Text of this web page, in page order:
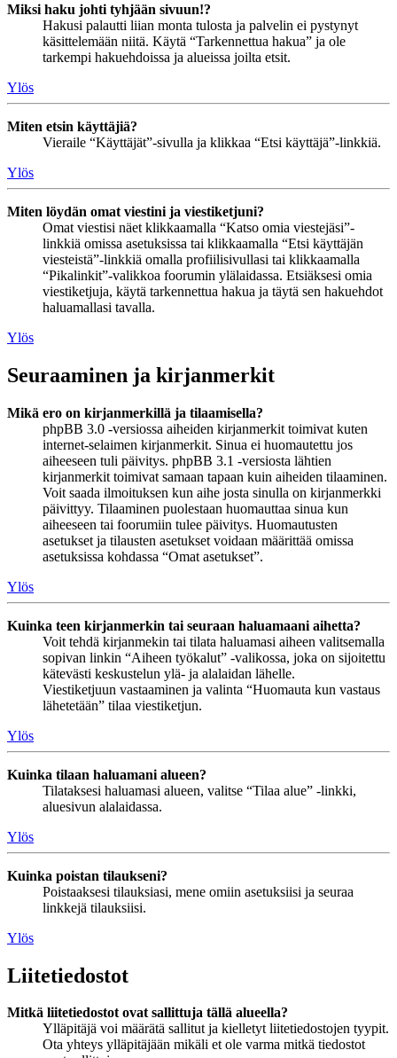
Miksi haku johti tyhjään sivuun!?
Hakusi palautti liian monta tulosta ja palvelin ei pystynyt
käsittelemään niitä. Käytä “Tarkennettua hakua” ja ole
tarkempi hakuehdoissa ja alueissa joilta etsit.
Ylös
Miten etsin käyttäjiä?
Vieraile “Käyttäjät”-sivulla ja klikkaa “Etsi käyttäjä”-linkkiä.
Ylös
Miten löydän omat viestini ja viestiketjuni?
Omat viestisi näet klikkaamalla “Katso omia viestejäsi”-
linkkiä omissa asetuksissa tai klikkaamalla “Etsi käyttäjän
viesteistä”-linkkiä omalla profiilisivullasi tai klikkaamalla
“Pikalinkit”-valikkoa foorumin ylälaidassa. Etsiäksesi omia
viestiketjuja, käytä tarkennettua hakua ja täytä sen hakuehdot
haluamallasi tavalla.
Ylös
Seuraaminen ja kirjanmerkit
Mikä ero on kirjanmerkillä ja tilaamisella?
phpBB 3.0 -versiossa aiheiden kirjanmerkit toimivat kuten
internet-selaimen kirjanmerkit. Sinua ei huomautettu jos
aiheeseen tuli päivitys. phpBB 3.1 -versiosta lähtien
kirjanmerkit toimivat samaan tapaan kuin aiheiden tilaaminen.
Voit saada ilmoituksen kun aihe josta sinulla on kirjanmerkki
päivittyy. Tilaaminen puolestaan huomauttaa sinua kun
aiheeseen tai foorumiin tulee päivitys. Huomautusten
asetukset ja tilausten asetukset voidaan määrittää omissa
asetuksissa kohdassa “Omat asetukset”.
Ylös
Kuinka teen kirjanmerkin tai seuraan haluamaani aihetta?
Voit tehdä kirjanmekin tai tilata haluamasi aiheen valitsemalla
sopivan linkin “Aiheen työkalut” -valikossa, joka on sijoitettu
kätevästi keskustelun ylä- ja alalaidan lähelle.
Viestiketjuun vastaaminen ja valinta “Huomauta kun vastaus
lähetetään” tilaa viestiketjun.
Ylös
Kuinka tilaan haluamani alueen?
Tilataksesi haluamasi alueen, valitse “Tilaa alue” -linkki,
aluesivun alalaidassa.
Ylös
Kuinka poistan tilaukseni?
Poistaaksesi tilauksiasi, mene omiin asetuksiisi ja seuraa
linkkejä tilauksiisi.
Ylös
Liitetiedostot
Mitkä liitetiedostot ovat sallittuja tällä alueella?
Ylläpitäjä voi määrätä sallitut ja kielletyt liitetiedostojen tyypit.
Ota yhteys ylläpitäjään mikäli et ole varma mitkä tiedostot